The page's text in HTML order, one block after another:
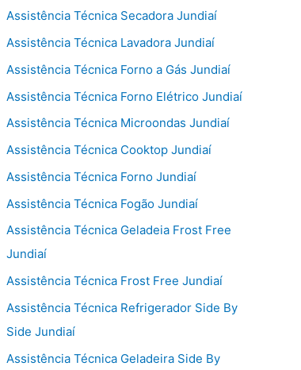
Assistência Técnica Secadora Jundiaí
Assistência Técnica Lavadora Jundiaí
Assistência Técnica Forno a Gás Jundiaí
Assistência Técnica Forno Elétrico Jundiaí
Assistência Técnica Microondas Jundiaí
Assistência Técnica Cooktop Jundiaí
Assistência Técnica Forno Jundiaí
Assistência Técnica Fogão Jundiaí
Assistência Técnica Geladeia Frost Free
Jundiaí
Assistência Técnica Frost Free Jundiaí
Assistência Técnica Refrigerador Side By
Side Jundiaí
Assistência Técnica Geladeira Side By